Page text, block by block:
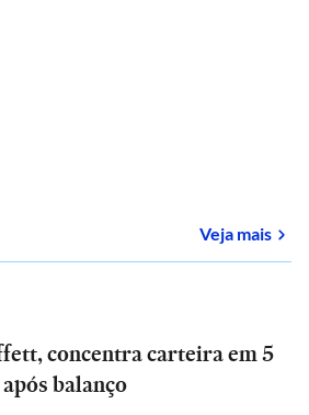
Veja mais
concentra carteira em 5
balanço